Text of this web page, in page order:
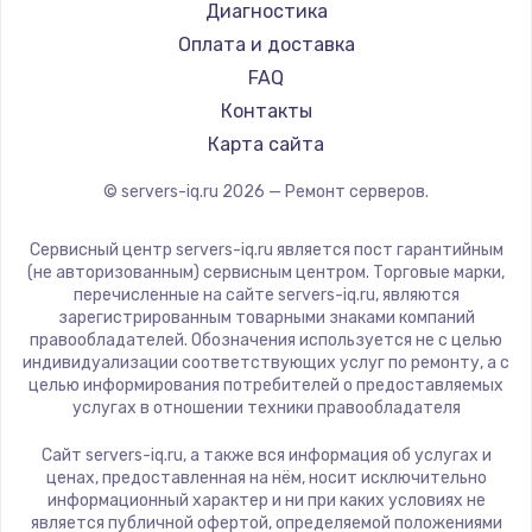
Диагностика
Оплата и доставка
FAQ
Контакты
Карта сайта
© servers-iq.ru 2026 — Ремонт серверов.
Сервисный центр servers-iq.ru является пост гарантийным
(не авторизованным) сервисным центром. Торговые марки,
перечисленные на сайте servers-iq.ru, являются
зарегистрированным товарными знаками компаний
правообладателей. Обозначения используется не с целью
индивидуализации соответствующих услуг по ремонту, а с
целью информирования потребителей о предоставляемых
услугах в отношении техники правообладателя
Сайт servers-iq.ru, а также вся информация об услугах и
ценах, предоставленная на нём, носит исключительно
информационный характер и ни при каких условиях не
является публичной офертой, определяемой положениями